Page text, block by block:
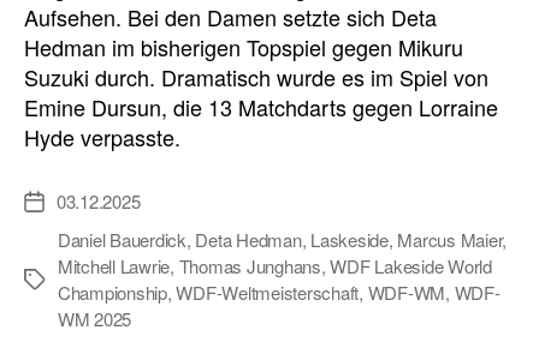
Aufsehen. Bei den Damen setzte sich Deta
Hedman im bisherigen Topspiel gegen Mikuru
Suzuki durch. Dramatisch wurde es im Spiel von
Emine Dursun, die 13 Matchdarts gegen Lorraine
Hyde verpasste.
Veröffentlichungsdatum
03.12.2025
Schlagwörter
Daniel Bauerdick, Deta Hedman, Laskeside, Marcus Maier,
Mitchell Lawrie, Thomas Junghans,WDF Lakeside World
Championship,WDF-Weltmeisterschaft, WDF-WM, WDF-
WM 2025